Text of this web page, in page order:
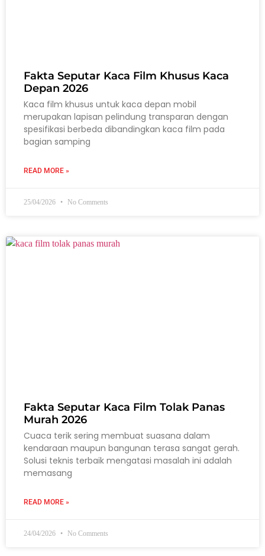
Fakta Seputar Kaca Film Khusus Kaca
Depan 2026
Kaca film khusus untuk kaca depan mobil
merupakan lapisan pelindung transparan dengan
spesifikasi berbeda dibandingkan kaca film pada
bagian samping
READ MORE »
25/04/2026 No Comments
Fakta Seputar Kaca Film Tolak Panas
Murah 2026
Cuaca terik sering membuat suasana dalam
kendaraan maupun bangunan terasa sangat gerah.
Solusi teknis terbaik mengatasi masalah ini adalah
memasang
READ MORE »
24/04/2026 No Comments